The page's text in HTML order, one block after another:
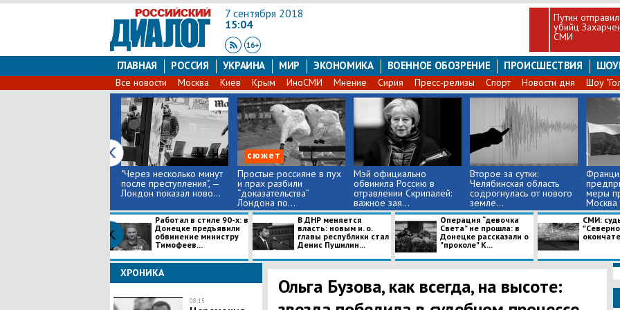
7 сентября 2018
15:04
Путин
убийц
СМИ
ГЛАВНАЯ РОССИЯ УКРАИНА МИР ЭКОНОМИКА ВОЕННОЕ ОБОЗРЕНИЕ ПРОИСШЕСТВИЯ
Все новости Москва Киев Крым ИноСМИ Мнение Сирия Пресс-релизы Спорт Новости дня Шоу
"Через несколько минут
после преступления", —
Лондон показал ново...
сюжет
Простые россияне в пух
и прах разбили
“доказательства”
Лондона по...
Мэй официально
обвинила Россию в
отравлении Скрипалей:
важное зая...
Второе за сутки:
Челябинская область
содрогнулась от нового
земле...
меры
Работал в стиле 90-х: в
Донецке предъявили
обвинение министру
Тимофеев...
В ДНР меняется
власть: новым и. о.
главы республики стал
Денис Пушилин...
Операция “девочка
Света” не прошла: в
Донецке рассказали о
"проколе" К...
СМИ:
ХРОНИКА
08:15
Ольга Бузова, как всегда, на высоте: